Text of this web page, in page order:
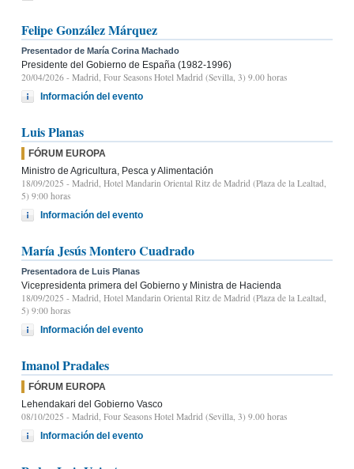
Felipe González Márquez
Presentador de María Corina Machado
Presidente del Gobierno de España (1982-1996)
20/04/2026 - Madrid, Four Seasons Hotel Madrid (Sevilla, 3) 9.00 horas
Información del evento
Luis Planas
FÓRUM EUROPA
Ministro de Agricultura, Pesca y Alimentación
18/09/2025 - Madrid, Hotel Mandarin Oriental Ritz de Madrid (Plaza de la Lealtad,
5) 9:00 horas
Información del evento
María Jesús Montero Cuadrado
Presentadora de Luis Planas
Vicepresidenta primera del Gobierno y Ministra de Hacienda
18/09/2025 - Madrid, Hotel Mandarin Oriental Ritz de Madrid (Plaza de la Lealtad,
5) 9:00 horas
Información del evento
Imanol Pradales
FÓRUM EUROPA
Lehendakari del Gobierno Vasco
08/10/2025 - Madrid, Four Seasons Hotel Madrid (Sevilla, 3) 9.00 horas
Información del evento